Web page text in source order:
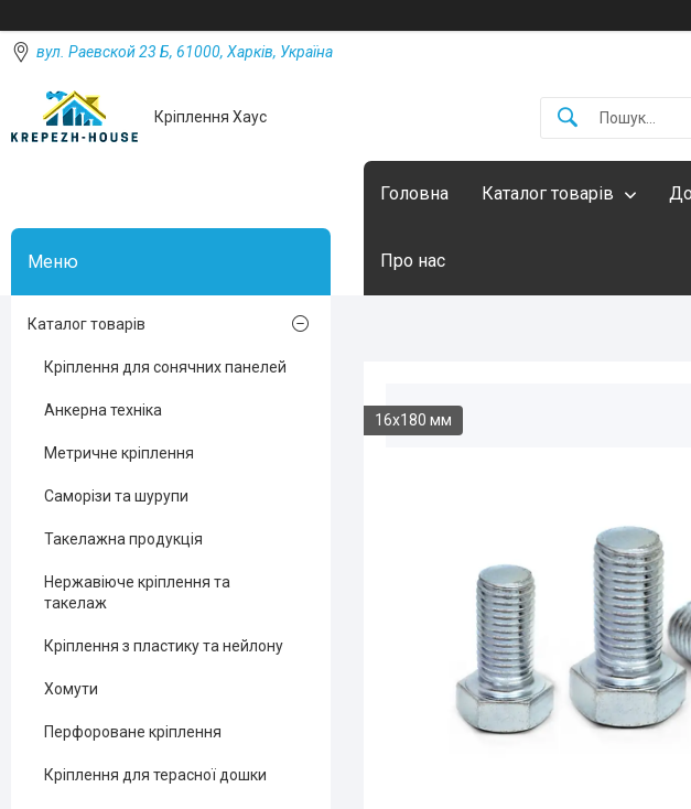
вул. Раевской 23 Б, 61000, Харків, Україна
Кріплення Хаус
Головна Каталог товарів
Про нас
16х180 мм
Каталог товарів
Кріплення для сонячних панелей
Анкерна техніка
Метричне кріплення
Саморізи та шурупи
Такелажна продукція
Нержавіюче кріплення та
такелаж
Кріплення з пластику та нейлону
Хомути
Перфороване кріплення
Кріплення для терасної дошки